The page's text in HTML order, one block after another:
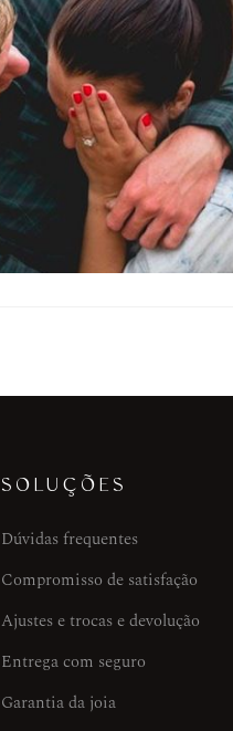
SOLUÇÕES
Dúvidas frequentes
Compromisso de satisfação
Ajustes e trocas e devolução
Entrega com seguro
Garantia da joia